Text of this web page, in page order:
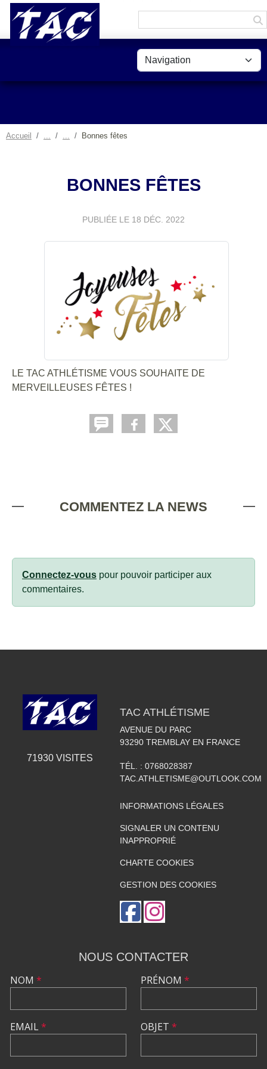
Accueil Bonnes fêtes
BONNES FÊTES
PUBLIÉE LE 18 DÉC. 2022
LE TAC ATHLÉTISME VOUS SOUHAITE DE
MERVEILLEUSES FÊTES !
COMMENTEZ LA NEWS
Connectez-vous pour pouvoir participer aux
commentaires.
71930VISITES
TAC ATHLÉTISME
AVENUE DU PARC
93290 TREMBLAY EN FRANCE
TÉL. : 0768028387
TAC.ATHLETISME@OUTLOOK.COM
INFORMATIONS LÉGALES
SIGNALER UN CONTENU
INAPPROPRIÉ
CHARTE COOKIES
GESTION DES COOKIES
NOUS CONTACTER
NOM *
EMAIL*
PRÉNOM *
OBJET *
Panneau de gestion des cookies